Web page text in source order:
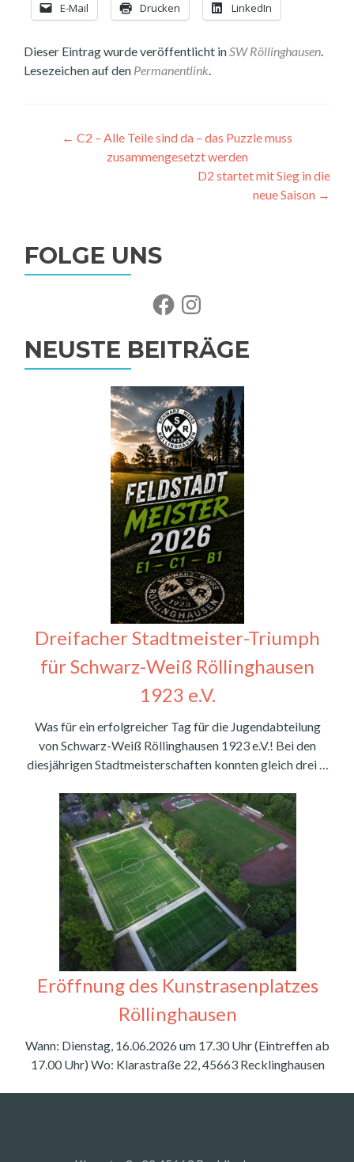
E-Mail Drucken LinkedIn
Dieser Eintrag wurde veröffentlicht inSW Röllinghausen.
Lesezeichen auf den Permanentlink.
Beitragsnavigation
← C2 – Alle Teile sind da – das Puzzle muss
zusammengesetzt werden
D2 startet mit Sieg in die
neue Saison →
FOLGE UNS
FacebookInstagram
NEUSTE BEITRÄGE
Dreifacher Stadtmeister-Triumph
für Schwarz-Weiß Röllinghausen
1923 e.V.
Was für ein erfolgreicher Tag für die Jugendabteilung
von Schwarz-Weiß Röllinghausen 1923 e.V.! Bei den
diesjährigen Stadtmeisterschaften konnten gleich drei …
Eröffnung des Kunstrasenplatzes
Röllinghausen
Wann: Dienstag, 16.06.2026 um 17.30 Uhr (Eintreffen ab
17.00 Uhr) Wo: Klarastraße 22, 45663 Recklinghausen